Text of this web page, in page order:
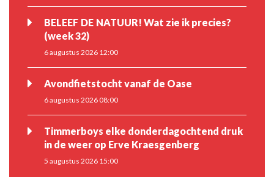
BELEEF DE NATUUR! Wat zie ik precies?
(week 32)
6 augustus 2026 12:00
Avondfietstocht vanaf de Oase
6 augustus 2026 08:00
Timmerboys elke donderdagochtend druk
in de weer op Erve Kraesgenberg
5 augustus 2026 15:00